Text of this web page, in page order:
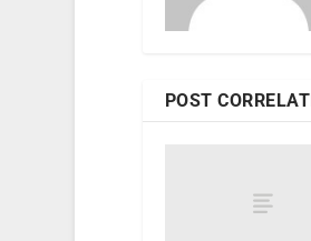
POST CORRELATI